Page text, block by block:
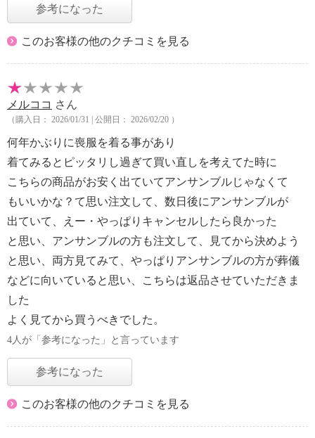
参考になった
このお客様の他のクチコミを見る
メルココ さん
（購入日： 2026/01/31 | 公開日： 2026/02/20 ）
何年かぶりに喪服を着る事があり
着てみるとピッタリし過ぎて買い直しを考えてた時に
こちらの商品がお安く出ていてアンサンブルじゃなくて
もいいかな？て思い注文して、数日後にアンサンブルが
出ていて、えー・やっぱりキャンセルしたら良かった
と思い、アンサンブルの方も注文して、見てから決めよう
と思い、両方見てみて、やっぱりアンサンブルの方が葬儀
などに向いていると思い、こちらは返品させていただきま
した
よく見てから買うべきでした。
4人が「参考になった」と言っています
参考になった
このお客様の他のクチコミを見る